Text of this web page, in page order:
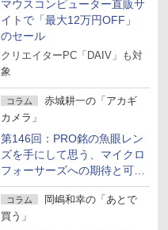
マウスコンピューター直販サ
イトで「最大12万円OFF」
のセール
クリエイターPC「DAIV」も対
象
コラム
赤城耕一の「アカギ
カメラ」
第146回：PRO銘の魚眼レン
ズを手にして思う、マイクロ
フォーサーズへの期待と可能
性
コラム
岡嶋和幸の「あとで
買う」